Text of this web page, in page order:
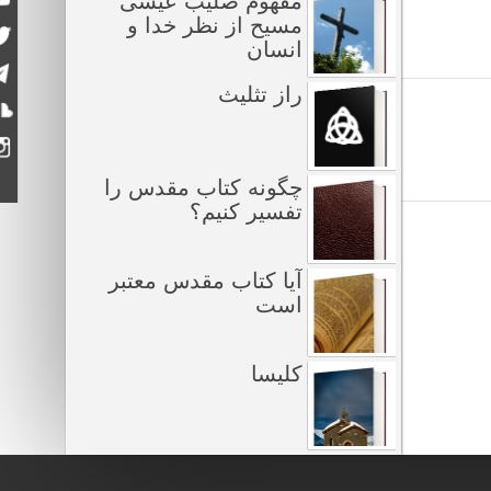
مسیح از نظر خدا و
انسان
راز تثلیث
چگونه کتاب مقدس را
تفسیر کنیم؟
آیا کتاب مقدس معتبر
است
کلیسا